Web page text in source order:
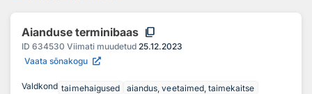
Aianduse terminibaas content_copy
ID 634530 Viimati muudetud 25.12.2023
Vaata sõnakogu
Valdkond taimehaigused
aiandus, veetaimed, taimekaitse